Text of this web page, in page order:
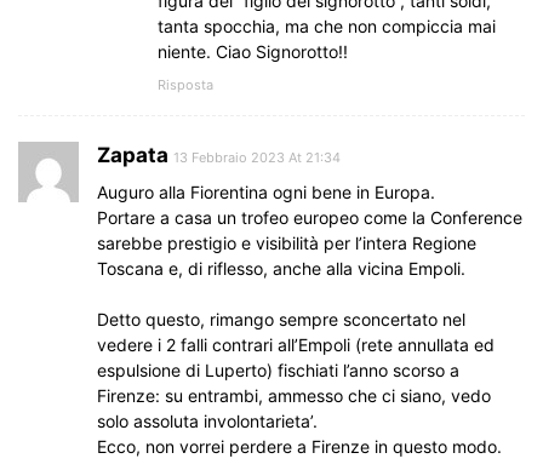
tanta spocchia, ma che non compiccia mai
niente. Ciao Signorotto!!
Risposta
Zapata 13 Febbraio 2023 At 21:34
Auguro alla Fiorentina ogni bene in Europa.
Portare a casa un trofeo europeo come la Conference
sarebbe prestigio e visibilità per l’intera Regione
Toscana e, di riflesso, anche alla vicina Empoli.
Detto questo, rimango sempre sconcertato nel
vedere i 2 falli contrari all’Empoli (rete annullata ed
espulsione di Luperto) fischiati l’anno scorso a
Firenze: su entrambi, ammesso che ci siano, vedo
solo assoluta involontarieta’.
Ecco, non vorrei perdere a Firenze in questo modo.